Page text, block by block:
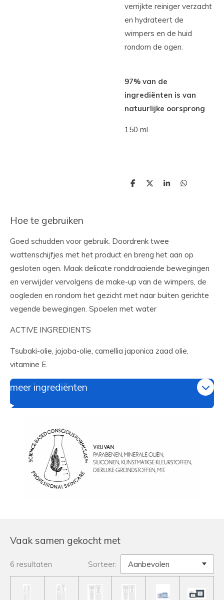
verrijkte reiniger verzacht
en hydrateert de
wimpers en de huid
rondom de ogen.
97% van de
ingrediënten is van
natuurlijke oorsprong
150 ml
D
D
S
D
Hoe te gebruiken
Goed schudden voor gebruik. Doordrenk twee
wattenschijfjes met het product en breng het aan op
gesloten ogen. Maak delicate ronddraaiende bewegingen
en verwijder vervolgens de make-up van de wimpers, de
oogleden en rondom het gezicht met naar buiten gerichte
vegende bewegingen. Spoelen met water
ACTIVE INGREDIENTS
Tsubaki-olie, jojoba-olie, camellia japonica zaad olie,
vitamine E.
meer ingrediënten
Vaak samen gekocht met
6 resultaten Sorteer: